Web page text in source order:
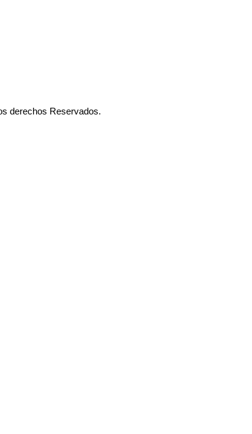
derechos Reservados.